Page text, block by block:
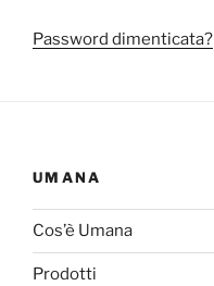
Password dimenticata?
UMANA
Cos’è Umana
Prodotti